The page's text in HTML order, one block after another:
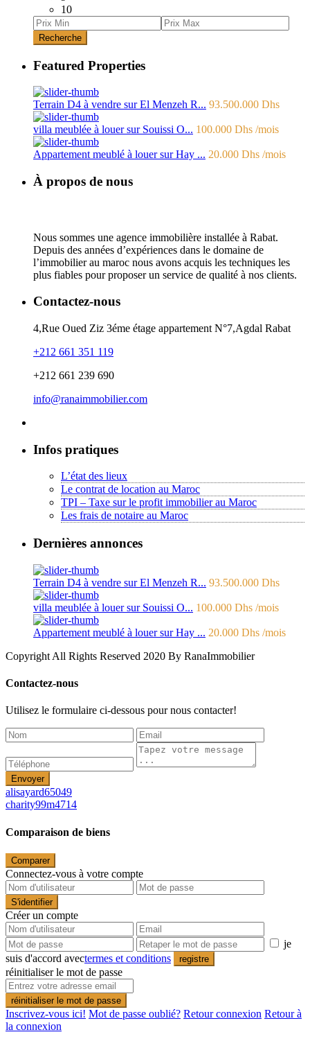
10
Recherche
Featured Properties
Terrain D4 à vendre sur El Menzeh R... 93.500.000 Dhs
villa meublée à louer sur Souissi O... 100.000 Dhs /mois
Appartement meublé à louer sur Hay ... 20.000 Dhs /mois
À propos de nous
Nous sommes une agence immobilière installée à Rabat.
Depuis des années d’expériences dans le domaine de
l’immobilier au maroc nous avons acquis les techniques les
plus fiables pour proposer un service de qualité à nos clients.
Contactez-nous
4,Rue Oued Ziz 3éme étage appartement N°7,Agdal Rabat
+212 661 351 119
+212 661 239 690
info@ranaimmobilier.com
Infos pratiques
L’état des lieux
Le contrat de location au Maroc
TPI – Taxe sur le profit immobilier au Maroc
Les frais de notaire au Maroc
Dernières annonces
Terrain D4 à vendre sur El Menzeh R... 93.500.000 Dhs
villa meublée à louer sur Souissi O... 100.000 Dhs /mois
Appartement meublé à louer sur Hay ... 20.000 Dhs /mois
Copyright All Rights Reserved 2020 By RanaImmobilier
Contactez-nous
Utilisez le formulaire ci-dessous pour nous contacter!
Envoyer
alisayard65049
charity99m4714
Comparaison de biens
Comparer
Connectez-vous à votre compte
S'identifier
Créer un compte
je
suis d'accord avectermes et conditions registre
réinitialiser le mot de passe
réinitialiser le mot de passe
Inscrivez-vous ici! Mot de passe oublié? Retour connexion Retour à
la connexion